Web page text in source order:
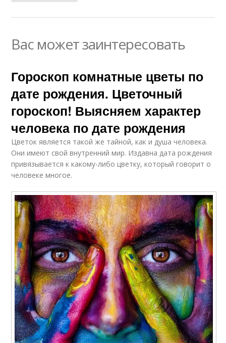
Вас может заинтересовать
Гороскоп комнатные цветы по
дате рождения. Цветочный
гороскоп! Выясняем характер
человека по дате рождения
Цветок является такой же тайной, как и душа человека.
Они имеют свой внутренний мир. Издавна дата рождения
привязывается к какому-либо цветку, который говорит о
человеке многое.